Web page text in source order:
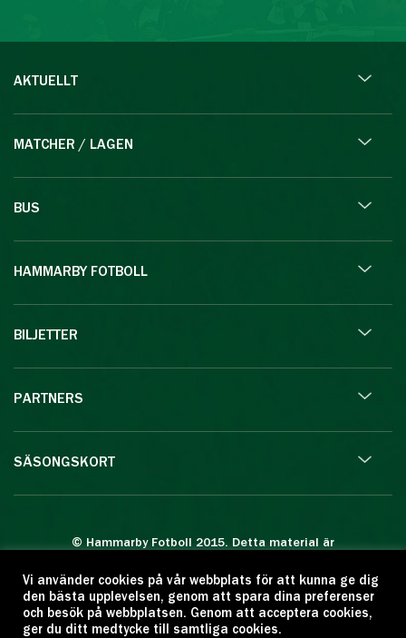
AKTUELLT
MATCHER / LAGEN
BUS
HAMMARBY FOTBOLL
BILJETTER
PARTNERS
SÄSONGSKORT
© Hammarby Fotboll 2015. Detta material är
Eftertryck eller annan kopiering är förbjuden.
Citera oss gärna men ange källan:
www.hammarbyfotboll.se. Ansvarig utgivare:
Vi använder cookies på vår webbplats för att kunna ge dig
den bästa upplevelsen, genom att spara dina preferenser
och besök på webbplatsen. Genom att acceptera cookies,
ger du ditt medtycke till samtliga cookies.